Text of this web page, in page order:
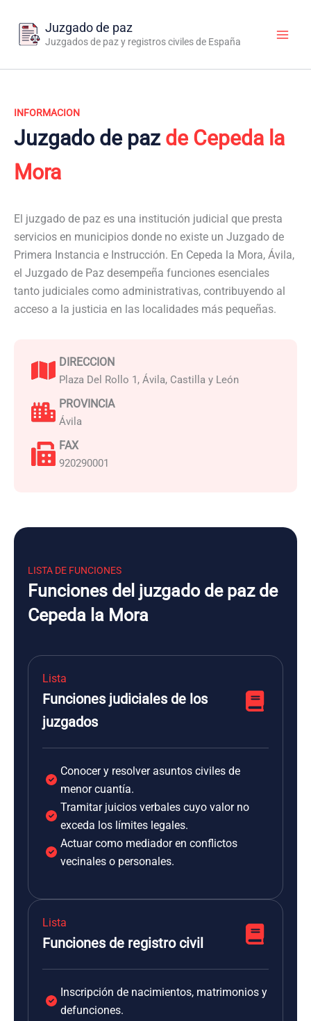
contenido
Juzgado de paz
Juzgados de paz y registros civiles de España
INFORMACION
Juzgado de paz de Cepeda la
Mora
El juzgado de paz es una institución judicial que presta
servicios en municipios donde no existe un Juzgado de
Primera Instancia e Instrucción. En Cepeda la Mora, Ávila,
el Juzgado de Paz desempeña funciones esenciales
tanto judiciales como administrativas, contribuyendo al
acceso a la justicia en las localidades más pequeñas.
DIRECCION
Plaza Del Rollo 1, Ávila, Castilla y León
PROVINCIA
Ávila
FAX
920290001
LISTA DE FUNCIONES
Funciones del juzgado de paz de
Cepeda la Mora
Lista
Funciones judiciales de los
juzgados
Conocer y resolver asuntos civiles de
menor cuantía.
Tramitar juicios verbales cuyo valor no
exceda los límites legales.
Actuar como mediador en conflictos
vecinales o personales.
Lista
Funciones de registro civil
Inscripción de nacimientos, matrimonios y
defunciones.